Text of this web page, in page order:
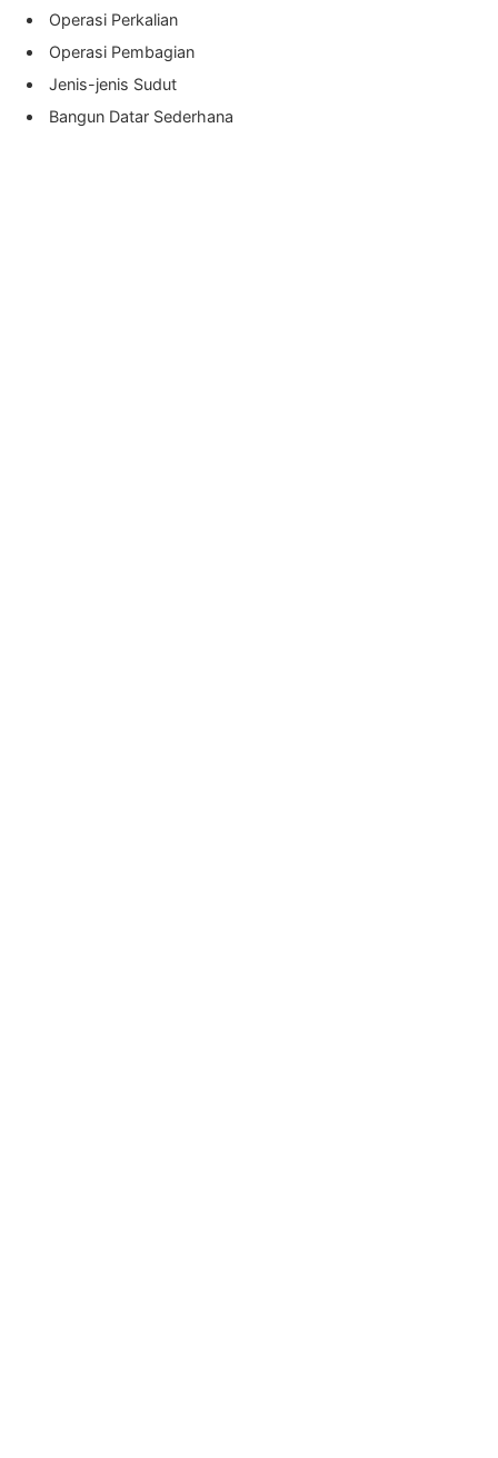
Operasi Perkalian
Operasi Pembagian
Jenis-jenis Sudut
Bangun Datar Sederhana